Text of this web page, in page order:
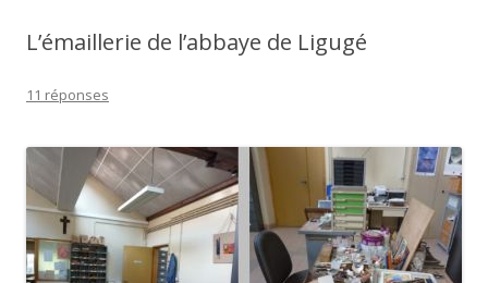
L’émaillerie de l’abbaye de Ligugé
11 réponses